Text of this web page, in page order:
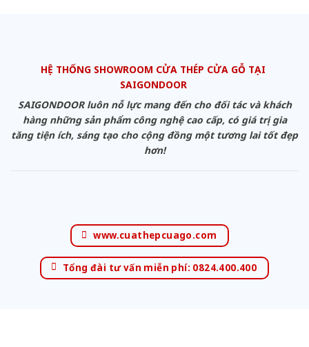
HỆ THỐNG SHOWROOM CỬA THÉP CỬA GỖ TẠI
SAIGONDOOR
SAIGONDOOR luôn nỗ lực mang đến cho đối tác và khách
hàng những sản phẩm công nghệ cao cấp, có giá trị gia
tăng tiện ích, sáng tạo cho cộng đồng một tương lai tốt đẹp
hơn!
www.cuathepcuago.com
Tổng đài tư vấn miễn phí: 0824.400.400